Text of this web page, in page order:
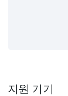
지원 기기